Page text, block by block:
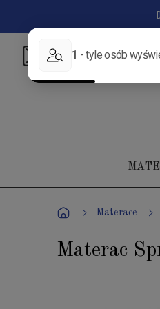
Napisz:
Materace
Materac